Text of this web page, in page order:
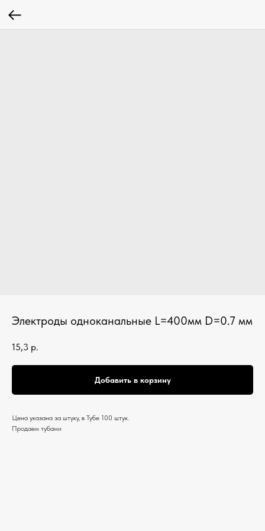
Электроды одноканальные L=400мм D=0.7 мм
15,3 р.
Добавить в корзину
Цена указана за штуку, в Тубе 100 штук.
Продаем тубами